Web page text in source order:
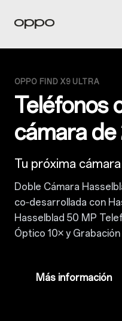
OPPO FIND X9 ULTRA
Teléfonos
cámara
Tu próxima cámara
Doble Cámara
co‑desarrollada con
Hasselblad 50 MP
Óptico 10× y
Más información